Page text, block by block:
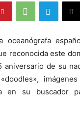
oceanógrafa
reconocida este
aniversario de su
en su buscador